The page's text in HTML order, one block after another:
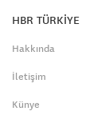
HBR TÜRKİYE
Hakkında
İletişim
Künye